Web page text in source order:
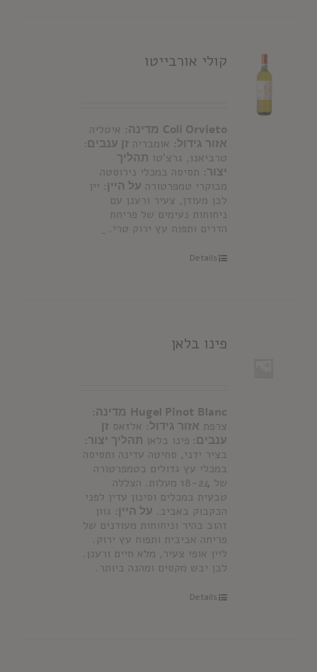
קולי אורבייטו
Coli Orvieto מדינה: איטליה
אזור גידול: אומבריה זן ענבים:
טרביאנו, גרצ'טו תהליך
יצור: תסיסה במכלי נירוסטה
מבוקרי טמפרטורה על היין: יין
לבן מעודן, צעיר ורענן עם
ניחוחות נעימים של פריחת
הדרים ותפוח עץ ירוק טרי.
Details
פינו בלאן
Hugel Pinot Blanc מדינה:
צרפת אזור גידול: אלזאס זן
ענבים: פינו בלאן תהליך יצור:
בציר ידני, סחיטה עדינה ותסיסה
במכלי עץ גדולים בטמפרטורה
של 18-24 מעלות. הצללה
טבעית במכלים וסינון עדין לפני
הבקבוק באביב. על היין: גוון
זהוב בהיר וניחוחות מעודנים של
פריחה אביבית ותפוח עץ ירוק.
ליין אופי צעיר, מלא חיים ורענן.
לבן יבש מקסים ומהנה ביותר.
Details